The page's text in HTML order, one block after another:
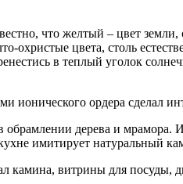
что желтый – цвет
цвета, столь
в теплый уголок
ионического ордера сделал
дерева и мрамора.
имитирует натуральный
камина, витрины для